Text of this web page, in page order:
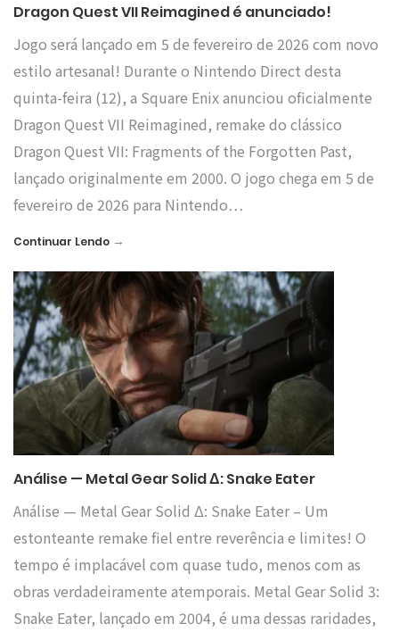
Dragon Quest VII Reimagined é anunciado!
Jogo será lançado em 5 de fevereiro de 2026 com novo
estilo artesanal! Durante o Nintendo Direct desta
quinta-feira (12), a Square Enix anunciou oficialmente
Dragon Quest VII Reimagined, remake do clássico
Dragon Quest VII: Fragments of the Forgotten Past,
lançado originalmente em 2000. O jogo chega em 5 de
fevereiro de 2026 para Nintendo…
Continuar Lendo →
Análise — Metal Gear Solid Δ: Snake Eater
Análise — Metal Gear Solid Δ: Snake Eater – Um
estonteante remake fiel entre reverência e limites! O
tempo é implacável com quase tudo, menos com as
obras verdadeiramente atemporais. Metal Gear Solid 3:
Snake Eater, lançado em 2004, é uma dessas raridades,